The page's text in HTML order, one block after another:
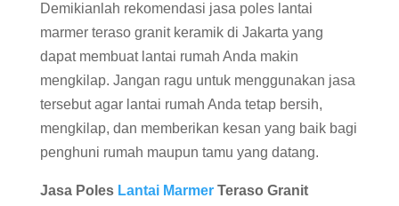
Demikianlah rekomendasi jasa poles lantai
marmer teraso granit keramik di Jakarta yang
dapat membuat lantai rumah Anda makin
mengkilap. Jangan ragu untuk menggunakan jasa
tersebut agar lantai rumah Anda tetap bersih,
mengkilap, dan memberikan kesan yang baik bagi
penghuni rumah maupun tamu yang datang.
Jasa Poles Lantai MarmerTeraso Granit